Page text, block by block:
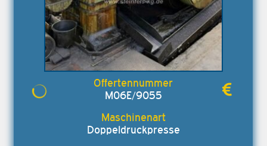
M06E/9055
Doppeldruckpresse